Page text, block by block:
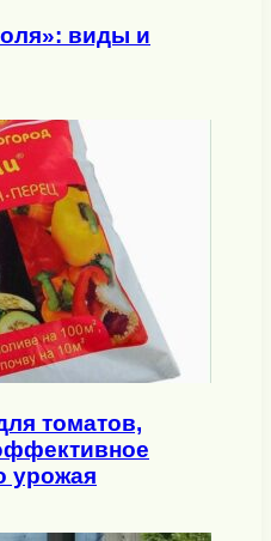
виды и
томатов,
урожая